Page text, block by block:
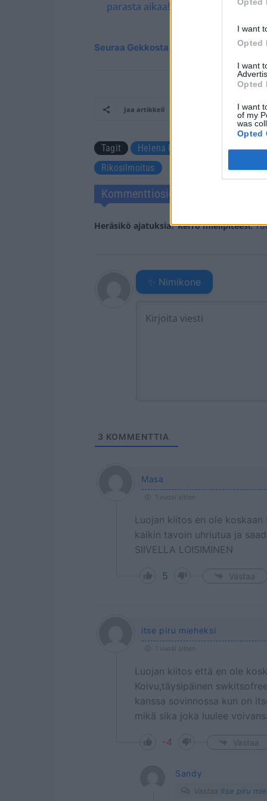
I want
Opted
I want
Opted
I want
of my
was
Opted
parasta aikaa! – Katso kauniit kuvat!
Seuraa Gekkosta Instagramissa
Jaa artikkeli
Tagit Helena Koivu Kakskerta
Rikosilmoitus
Kommenttiosio
Heräsikö ajatuksia? Kerro mielipiteesi.
✨ Nimikone
3 KOMMENTTIA
Masa
1 vuosi sitten
Luojan kiitos en ole
kaikin tavoin uhriutua ja
SIIVELLA LOISIMINEN
5 Vastaa
itse piru mieheksi
1 vuosi sitten
Luojan kiitos että en ole
Koivu,täysipäinen
kanssa sovinnossa kun on
mikä sika joka luulee
-4 Vastaa
Sandy
Vastaa itse piru